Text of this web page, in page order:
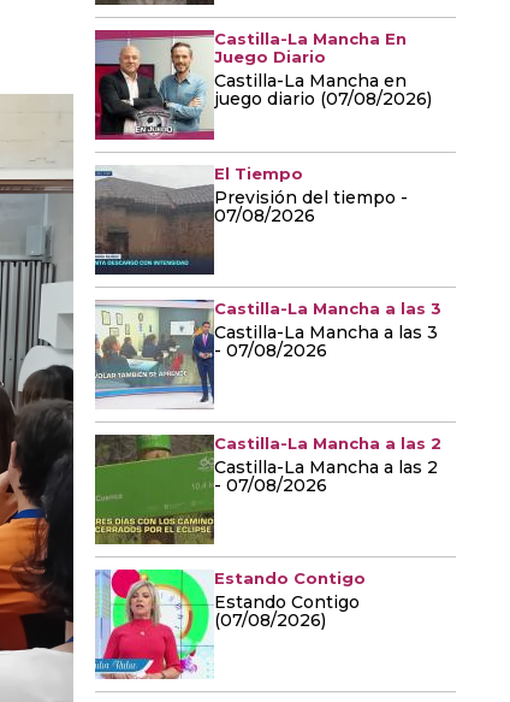
Castilla-La Mancha En
Juego Diario
Castilla-La Mancha en
juego diario (07/08/2026)
El Tiempo
Previsión del tiempo -
07/08/2026
Castilla-La Mancha a las 3
Castilla-La Mancha a las 3
- 07/08/2026
Castilla-La Mancha a las 2
Castilla-La Mancha a las 2
- 07/08/2026
Estando Contigo
Estando Contigo
(07/08/2026)